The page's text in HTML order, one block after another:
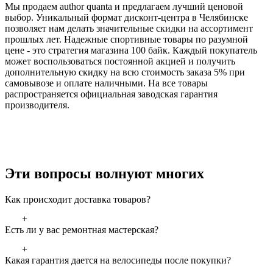
Мы продаем author quanta и предлагаем лучший ценовой
выбор. Уникальный формат дисконт-центра в Челябинске
позволяет нам делать значительные скидки на ассортимент
прошлых лет. Надежные спортивные товары по разумной
цене - это стратегия магазина 100 байк. Каждый покупатель
может воспользоваться постоянной акцией и получить
дополнительную скидку на всю стоимость заказа 5% при
самовывозе и оплате наличными. На все товары
распространяется официальная заводская гарантия
производителя.
Эти вопросы волнуют многих
Как происходит доставка товаров?
+
Есть ли у вас ремонтная мастерская?
+
Какая гарантия дается на велосипеды после покупки?